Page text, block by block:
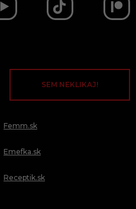
SEM NEKLIKAJ!
Femm.sk
Emefka.sk
Receptik.sk